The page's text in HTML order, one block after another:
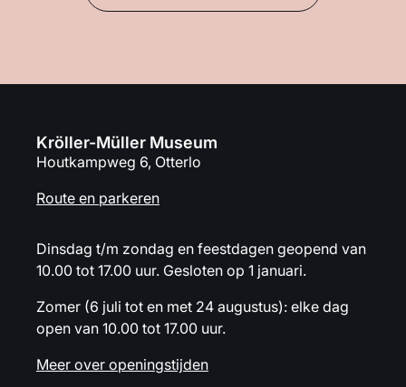
Kröller-Müller Museum
Houtkampweg 6, Otterlo
Route en parkeren
Dinsdag t/m zondag en feestdagen geopend van
10.00 tot 17.00 uur. Gesloten op 1 januari.
Zomer (6 juli tot en met 24 augustus): elke dag
open van 10.00 tot 17.00 uur.
Meer over openingstijden